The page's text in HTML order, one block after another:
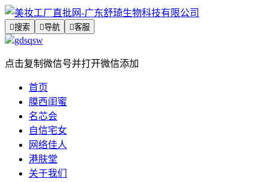
搜索 导航 客服
gdsqsw
点击复制微信号并打开微信添加
首页
膜西闺蜜
名芯会
自信宅女
网络佳人
港肤堂
关于我们